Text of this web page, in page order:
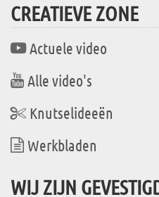
CREATIEVE ZONE
Actuele video
Alle video's
Knutselideeën
Werkbladen
WIJ ZIJN